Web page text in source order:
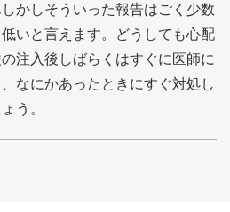
かしそういった報告はごく少数
いと言えます。どうしても心配
注入後しばらくはすぐに医師に
なにかあったときにすぐ対処し
う。